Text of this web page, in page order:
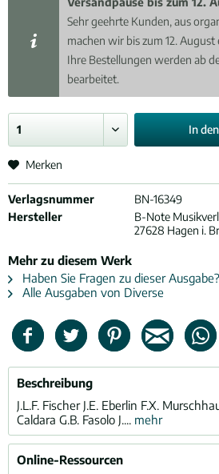
Sehr geehrte Kunden, aus
machen wir bis zum 12. August
Ihre Bestellungen werden ab
bearbeitet.
In den
Merken
Verlagsnummer
BN-16349
Hersteller
B-Note
27628 Hagen i.
Mehr zu diesem Werk
Haben Sie Fragen zu dieser Ausgabe?
Alle Ausgaben von Diverse
Beschreibung
J.L.F. Fischer J.E. Eberlin F.X.
Caldara G.B. Fasolo J.... mehr
Online-Ressourcen